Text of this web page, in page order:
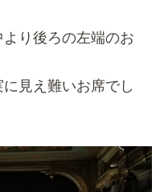
り後ろの左端のお
見え難いお席でし